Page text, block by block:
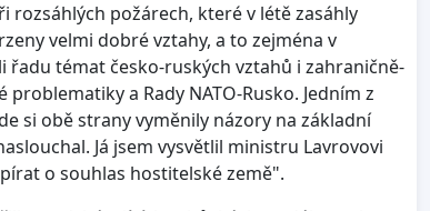
rozsáhlých požárech, které v létě zasáhly
velmi dobré vztahy, a to zejména v
témat česko-ruských vztahů i zahraničně-
a Rady NATO-Rusko. Jedním z
si obě strany vyměnily názory na základní
Já jsem vysvětlil ministru Lavrovovi
o souhlas hostitelské země".